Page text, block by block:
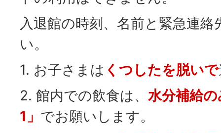
入退館の時刻、名前と緊急連
い。
1. お子さまは くつしたを脱いで
2. 館内での飲食は、水分補給
1」 でお願いします。